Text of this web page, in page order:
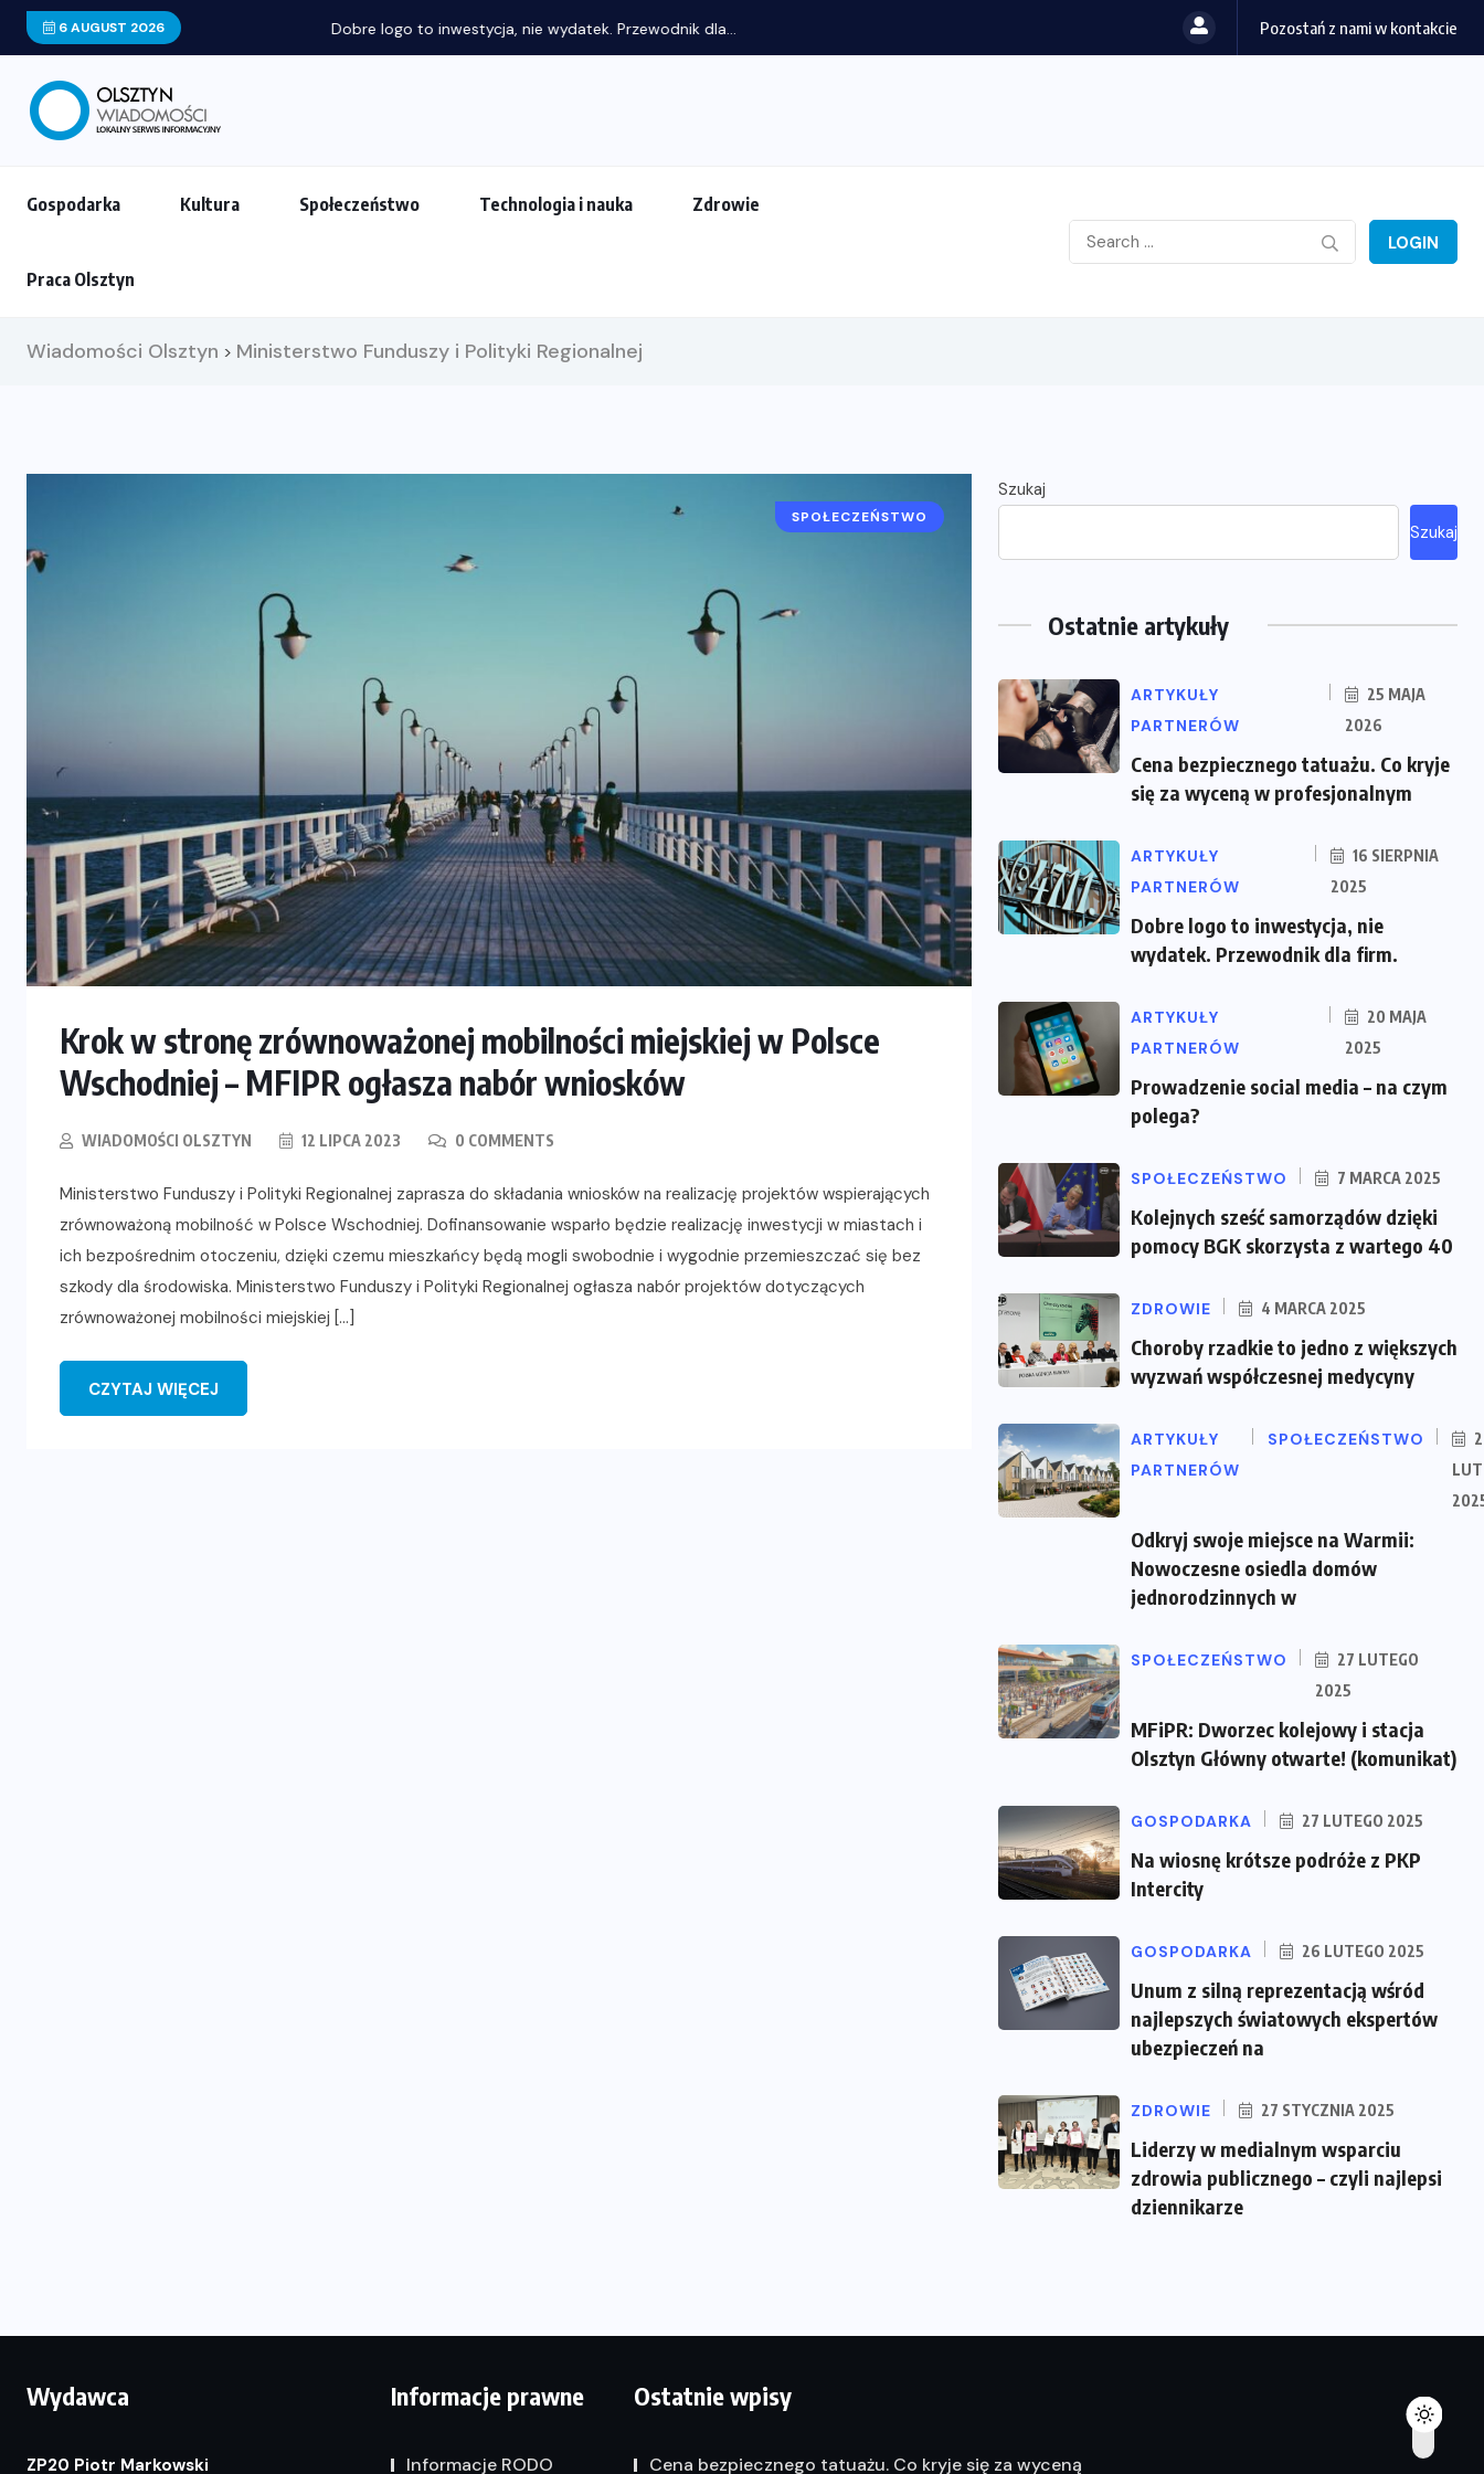
6 AUGUST 2026 Dobre logo to inwestycja, nie wydatek. Przewodnik dla... Pozostań z nami w kontakcie
Gospodarka Kultura Społeczeństwo Technologia i nauka Zdrowie
Praca Olsztyn
LOGIN
Wiadomości Olsztyn > Ministerstwo Funduszy i Polityki Regionalnej
SPOŁECZEŃSTWO
Krok w stronę zrównoważonej mobilności miejskiej w Polsce
Wschodniej – MFIPR ogłasza nabór wniosków
WIADOMOŚCI OLSZTYN 12 LIPCA 2023 0 COMMENTS
Ministerstwo Funduszy i Polityki Regionalnej zaprasza do składania wniosków na realizację projektów wspierających
zrównoważoną mobilność w Polsce Wschodniej. Dofinansowanie wsparło będzie realizację inwestycji w miastach i
ich bezpośrednim otoczeniu, dzięki czemu mieszkańcy będą mogli swobodnie i wygodnie przemieszczać się bez
szkody dla środowiska. Ministerstwo Funduszy i Polityki Regionalnej ogłasza nabór projektów dotyczących
zrównoważonej mobilności miejskiej […]
CZYTAJ WIĘCEJ
Szukaj
Szukaj
Ostatnie artykuły
ARTYKUŁY
PARTNERÓW
25 MAJA
2026
Cena bezpiecznego tatuażu. Co kryje
się za wyceną w profesjonalnym
ARTYKUŁY
PARTNERÓW
16 SIERPNIA
2025
Dobre logo to inwestycja, nie
wydatek. Przewodnik dla firm.
ARTYKUŁY
PARTNERÓW
20 MAJA
2025
Prowadzenie social media – na czym
polega?
SPOŁECZEŃSTWO 7 MARCA 2025
Kolejnych sześć samorządów dzięki
pomocy BGK skorzysta z wartego 40
ZDROWIE 4 MARCA 2025
Choroby rzadkie to jedno z większych
wyzwań współczesnej medycyny
ARTYKUŁY
PARTNERÓW
SPOŁECZEŃSTWO
Odkryj swoje miejsce na Warmii:
Nowoczesne osiedla domów
jednorodzinnych w
SPOŁECZEŃSTWO
27 LUTEGO
2025
MFiPR: Dworzec kolejowy i stacja
Olsztyn Główny otwarte! (komunikat)
GOSPODARKA 27 LUTEGO 2025
Na wiosnę krótsze podróże z PKP
Intercity
GOSPODARKA 26 LUTEGO 2025
Unum z silną reprezentacją wśród
najlepszych światowych ekspertów
ubezpieczeń na
ZDROWIE 27 STYCZNIA 2025
Liderzy w medialnym wsparciu
zdrowia publicznego – czyli najlepsi
dziennikarze
Wydawca
ZP20 Piotr Markowski
Informacje prawne
Informacje RODO
Ostatnie wpisy
Cena bezpiecznego tatuażu. Co kryje się za wyceną